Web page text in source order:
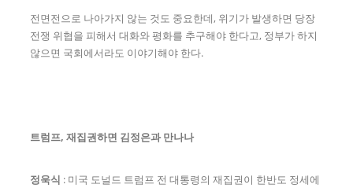
전면전으로 나아가지 않는 것도 중요한데, 위기가 발생하면 당장
전쟁 위협을 피해서 대화와 평화를 추구해야 한다고, 정부가 하지
않으면 국회에서라도 이야기해야 한다.
트럼프, 재집권하면 김정은과 만나나
정욱식 : 미국 도널드 트럼프 전 대통령의 재집권이 한반도 정세에